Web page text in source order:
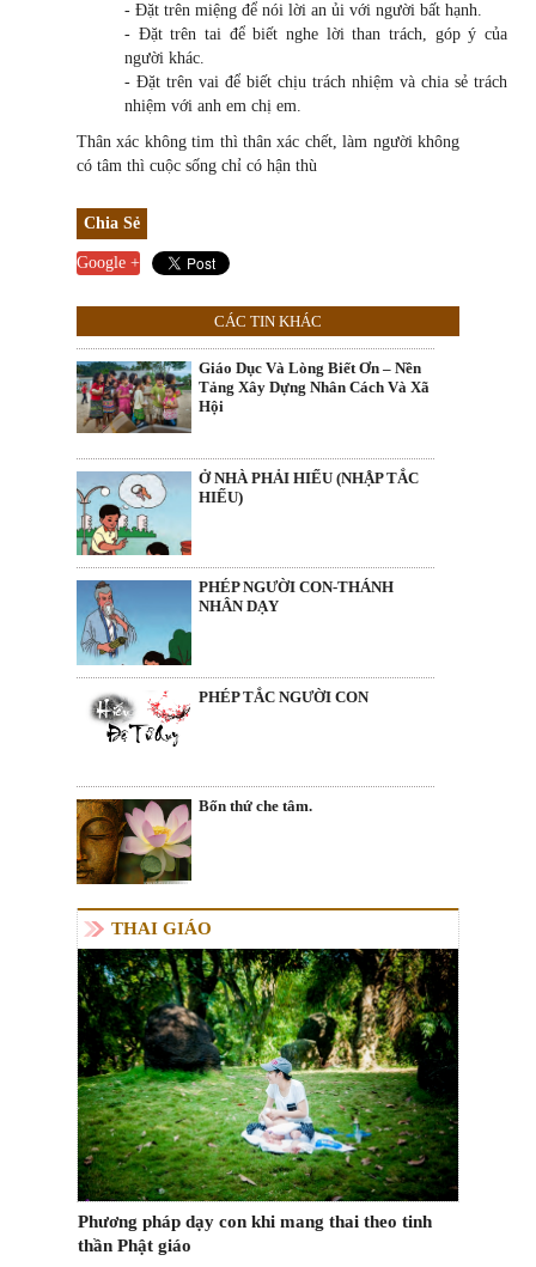
- Đặt trên miệng để nói lời an ủi với người bất hạnh.
- Đặt trên tai để biết nghe lời than trách, góp ý của
người khác.
- Đặt trên vai để biết chịu trách nhiệm và chia sẻ trách
nhiệm với anh em chị em.
Thân xác không tim thì thân xác chết, làm người không
có tâm thì cuộc sống chỉ có hận thù
Chia Sẻ
Google +
CÁC TIN KHÁC
Giáo Dục Và Lòng Biết Ơn – Nền
Tảng Xây Dựng Nhân Cách Và Xã
Hội
Ở NHÀ PHẢI HIẾU (NHẬP TẮC
HIẾU)
PHÉP NGƯỜI CON-THÁNH
NHÂN DẠY
PHÉP TẮC NGƯỜI CON
Bốn thứ che tâm.
THAI GIÁO
Phương pháp dạy con khi mang thai theo tinh
thần Phật giáo